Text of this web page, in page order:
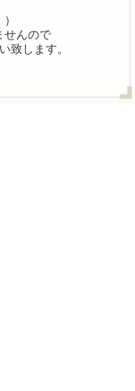
せんので
致します。